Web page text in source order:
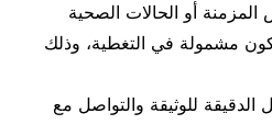
أو الحالات الصحية
مشمولة في التغطية، وذلك
الدقيقة للوثيقة والتواصل مع